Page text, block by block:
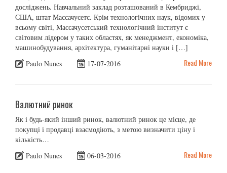
досліджень. Навчальний заклад розташований в Кембриджі,
США, штат Массачусетс. Крім технологічних наук, відомих у
всьому світі, Массачусетський технологічний інститут є
світовим лідером у таких областях, як менеджмент, економіка,
машинобудування, архітектура, гуманітарні науки і […]
Paulo Nunes
17-07-2016 Read More
Валютний ринок
Як і будь-який інший ринок, валютний ринок це місце, де
покупці і продавці взаємодіють, з метою визначити ціну і
кількість…
Paulo Nunes
06-03-2016 Read More